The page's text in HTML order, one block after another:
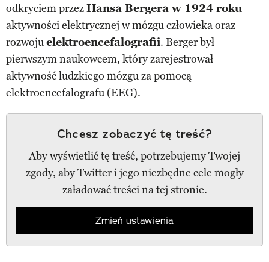
odkryciem przezHansa Bergera w 1924 roku
aktywności elektrycznej w mózgu człowieka oraz
rozwojuelektroencefalografii. Berger był
pierwszym naukowcem, który zarejestrował
aktywność ludzkiego mózgu za pomocą
elektroencefalografu (EEG).
Chcesz zobaczyć tę treść?
Aby wyświetlić tę treść, potrzebujemy Twojej
zgody, aby Twitter i jego niezbędne cele mogły
załadować treści na tej stronie.
Zmień ustawienia